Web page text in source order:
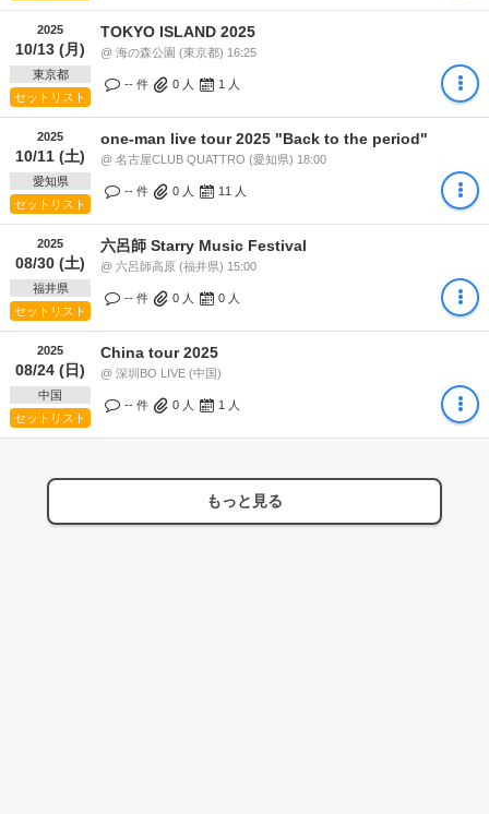
2025
10/13 (月)
東京都
セットリスト
TOKYO ISLAND 2025
@ 海の森公園 (東京都) 16:25
-- 件 0 人 1 人
2025
10/11 (土)
愛知県
セットリスト
one-man live tour 2025 "Back to the period"
@ 名古屋CLUB QUATTRO (愛知県) 18:00
-- 件 0 人 11 人
2025
08/30 (土)
福井県
セットリスト
六呂師 Starry Music Festival
@ 六呂師⾼原 (福井県) 15:00
-- 件 0 人 0 人
2025
08/24 (日)
中国
セットリスト
China tour 2025
@ 深圳BO LIVE (中国)
-- 件 0 人 1 人
もっと見る